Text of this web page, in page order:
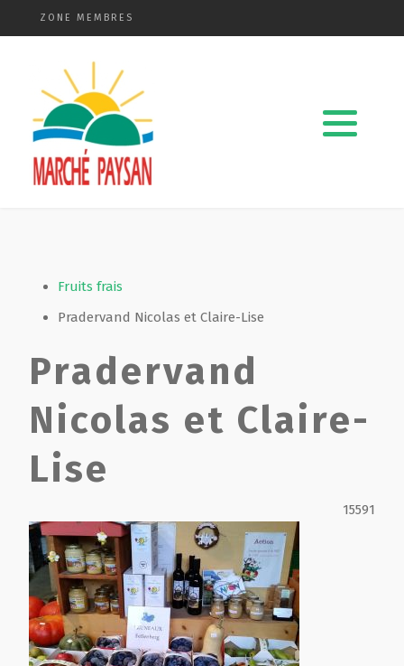
ZONE MEMBRES
Fruits frais
Pradervand Nicolas et Claire-Lise
Pradervand
Nicolas et Claire-
Lise
15591
Qui sommes-nous ?
La charte
Le comité
Devenir membre
Partenaires